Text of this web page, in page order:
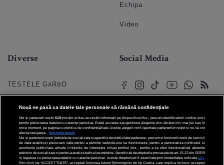
Echipa
Video
Diverse
TESTELE GARBO
HOROSCOP
HOROSCOPUL IUBIRII
FORUMURI
TRATAMENTE NATURISTE
Social Media
© 2026 Internet Corp SRL
Toate drepturile rezervate
Nouă ne pasă ca datele tale personale să rămână confidențiale
Noi și partenerii noștri 610stocăm și/sau accesăm informații pe dispozitivul dvs., precum identificatorii cookie unici
pentru prelucrarea datelor cu caracter personal. Puteți accepta sau gestiona alegerile dvs. făcând clic mai jos sau în
orice moment, pe pagina cu politica de confidențialitate. Aceste alegeri vor fi raportate partenerilor noștri și nu vă vor
afecta navigarea.
Mai multe detalii
Noi si partenerii nostri (retelele de socializare si agentiile de publicitate partenere, precum si furnizorii nostri de servicii
de date analitice) prelucram date pentru a permite website-ului sa functioneze, pentru a personaliza continutul si
anunturile publicitare afisate in functie de interesele si/sau profilul dvs., pentru a va oferi functionalitati aferente
retelelor de socializare si pentru a analiza traficul pe website. Beneficiati de drepturile prevazute de art. 15-22 din GDPR
in legatura cu prelucrarea datelor cu caracter personal. Aceste drepturi pot fi exercitate prin modalitatea indicata aici
Prin click pe “ACCEPT TOATE”, acceptati folosirea tuturor Tehnologiilor de tip Cookie, care implica inclusiv acceptul